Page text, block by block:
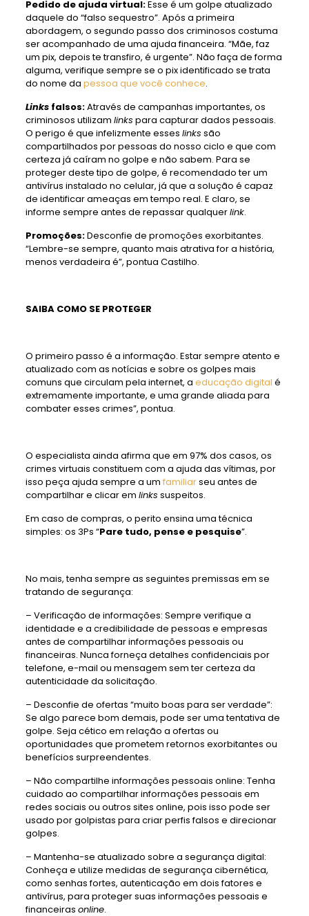
Pedido de ajuda virtual:Esse é um golpe atualizado
daquele do “falso sequestro”. Após a primeira
abordagem, o segundo passo dos criminosos costuma
ser acompanhado de uma ajuda financeira. “Mãe, faz
um pix, depois te transfiro, é urgente”. Não faça de forma
alguma, verifique sempre se o pix identificado se trata
do nome da pessoa que você conhece.
Linksfalsos:Através de campanhas importantes, os
criminosos utilizam links para capturar dados pessoais.
O perigo é que infelizmente esses links são
compartilhados por pessoas do nosso ciclo e que com
certeza já caíram no golpe e não sabem. Para se
proteger deste tipo de golpe, é recomendado ter um
antivírus instalado no celular, já que a solução é capaz
de identificar ameaças em tempo real. E claro, se
informe sempre antes de repassar qualquerlink.
Promoções:Desconfie de promoções exorbitantes.
“Lembre-se sempre, quanto mais atrativa for a história,
menos verdadeira é”, pontua Castilho.
SAIBA COMO SE PROTEGER
O primeiro passo é a informação. Estar sempre atento e
atualizado com as notícias e sobre os golpes mais
comuns que circulam pela internet, a educação digital é
extremamente importante, e uma grande aliada para
combater esses crimes”, pontua.
O especialista ainda afirma que em 97% dos casos, os
crimes virtuais constituem com a ajuda das vítimas, por
isso peça ajuda sempre a um familiarseu antes de
compartilhar e clicar em links suspeitos.
Em caso de compras, o perito ensina uma técnica
simples: os 3Ps “Pare tudo, pense e pesquise”.
No mais, tenha sempre as seguintes premissas em se
tratando de segurança:
– Verificação de informações: Sempre verifique a
identidade e a credibilidade de pessoas e empresas
antes de compartilhar informações pessoais ou
financeiras. Nunca forneça detalhes confidenciais por
telefone, e-mail ou mensagem sem ter certeza da
autenticidade da solicitação.
– Desconfie de ofertas “muito boas para ser verdade”:
Se algo parece bom demais, pode ser uma tentativa de
golpe. Seja cético em relação a ofertas ou
oportunidades que prometem retornos exorbitantes ou
benefícios surpreendentes.
– Não compartilhe informações pessoais online: Tenha
cuidado ao compartilhar informações pessoais em
redes sociais ou outros sites online, pois isso pode ser
usado por golpistas para criar perfis falsos e direcionar
golpes.
– Mantenha-se atualizado sobre a segurança digital:
Conheça e utilize medidas de segurança cibernética,
como senhas fortes, autenticação em dois fatores e
antivírus, para proteger suas informações pessoais e
financeiras online.